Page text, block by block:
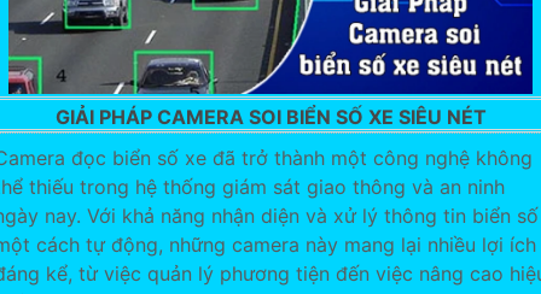
GIẢI PHÁP CAMERA SOI BIỂN SỐ XE SIÊU NÉT
đọc biển số xe đã trở thành một công nghệ không
thiếu trong hệ thống giám sát giao thông và an ninh
nay. Với khả năng nhận diện và xử lý thông tin biển số
cách tự động, những camera này mang lại nhiều lợi ích
kể, từ việc quản lý phương tiện đến việc nâng cao